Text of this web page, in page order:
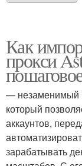
Как
прокси
— незаменимый
который
аккаунтов,
зарабатывать